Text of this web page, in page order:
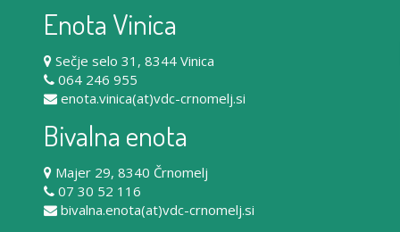
Enota Vinica
Sečje selo 31, 8344 Vinica
064 246 955
enota.vinica(at)vdc-crnomelj.si
Bivalna enota
Majer 29, 8340 Črnomelj
07 30 52 116
bivalna.enota(at)vdc-crnomelj.si